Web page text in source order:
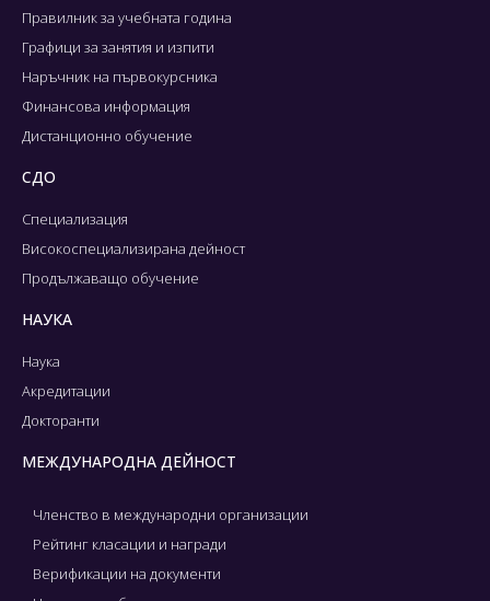
Правилник за учебната година
Графици за занятия и изпити
Наръчник на първокурсника
Финансова информация
Дистанционно обучение
СДО
Специализация
Високоспециализирана дейност
Продължаващо обучение
НАУКА
Наука
Акредитации
Докторанти
МЕЖДУНАРОДНА ДЕЙНОСТ
Членство в международни организации
Рейтинг класации и награди
Верификации на документи